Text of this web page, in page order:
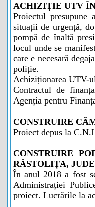
ACHIZIȚIE UTV
Proiectul
situații de urgență,
pompă de înaltă
locul unde se
care e necesară
poliție.
Achiziționarea UTV-
Contractul de
Agenția pentru
CONSTRUIRE
Proiect depus la
CONSTRUIRE
RĂSTOLIȚA,
În anul 2018 a fost
Administrației
proiect. Lucrările la